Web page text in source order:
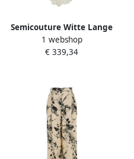
Semicouture Witte Lange
Jurk met Dunne Bandjes
White Dames
1 webshop
€ 339,34